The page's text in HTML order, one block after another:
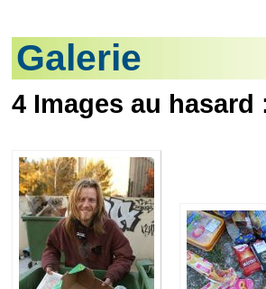
Galerie
4 Images au hasard